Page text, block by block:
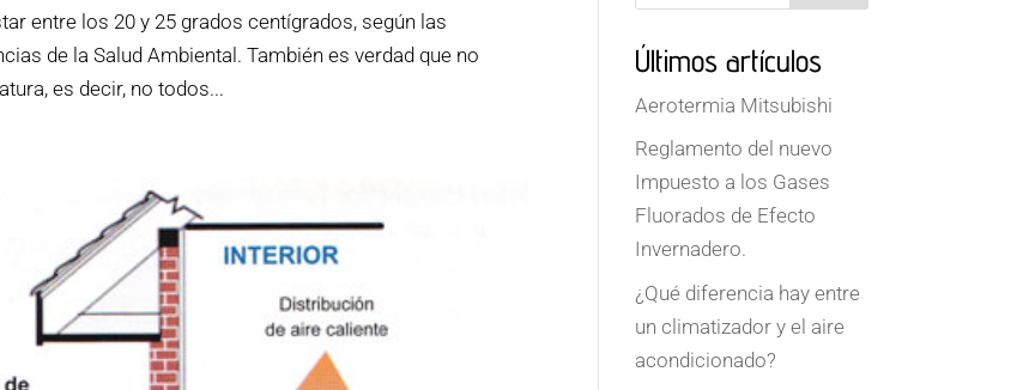
entre los 20 y 25 grados centígrados, según las
de la Salud Ambiental. También es verdad que no
es decir, no todos...
Últimos artículos
Aerotermia Mitsubishi
Reglamento del nuevo
Impuesto a los Gases
Fluorados de Efecto
Invernadero.
¿Qué diferencia hay entre
un climatizador y el aire
acondicionado?